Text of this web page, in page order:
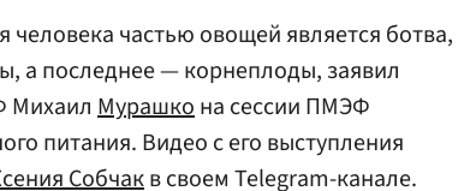
частью овощей является ботва,
а последнее — корнеплоды, заявил
Михаил Мурашкона сессии ПМЭФ
питания. Видео с его выступления
Собчакв своем Telegram-канале.